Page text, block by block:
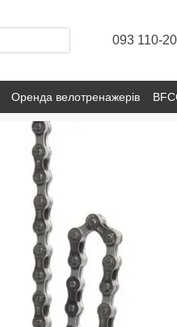
093 110-
Оренда велотренажерів